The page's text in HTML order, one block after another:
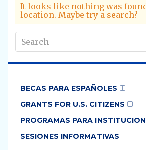
It looks like nothing was
location. Maybe try a search?
BECAS PARA ESPAÑOLES
GRANTS FOR U.S. CITIZENS
PROGRAMAS PARA
SESIONES INFORMATIVAS